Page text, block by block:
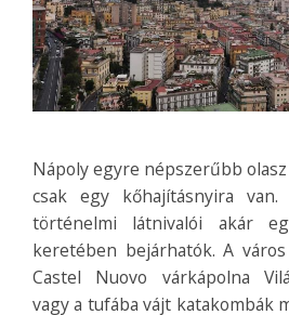
Nápoly egyre népszerűbb
csak egy kőhajításnyira
történelmi látnivalói akár
keretében bejárhatók. A
Castel Nuovo várkápolna
vagy a tufába vájt katakombák